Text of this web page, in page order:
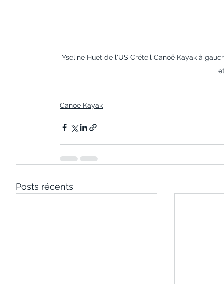
Yseline Huet de l'US Créteil Canoë Kayak à
Canoe Kayak
Posts récents